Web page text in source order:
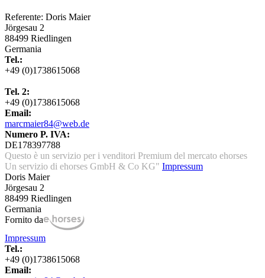
Referente: Doris Maier
Jörgesau 2
88499 Riedlingen
Germania
Tel.:
+49 (0)1738615068
Tel. 2:
+49 (0)1738615068
Email:
marcmaier84@web.de
Numero P. IVA:
DE178397788
Questo è un servizio per i venditori Premium del mercato ehorses
Un servizio di ehorses GmbH & Co KG" Impressum
Doris Maier
Jörgesau 2
88499 Riedlingen
Germania
Fornito da
Impressum
Tel.:
+49 (0)1738615068
Email: